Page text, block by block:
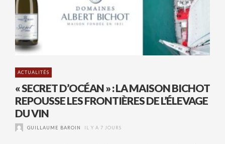
ACTUALITÉS
« SECRET D’OCÉAN » : LA MAISON BICHOT
REPOUSSE LES FRONTIÈRES DE L’ÉLEVAGE
DU VIN
GUILLAUME BAROIN IL Y A 7 JOURS